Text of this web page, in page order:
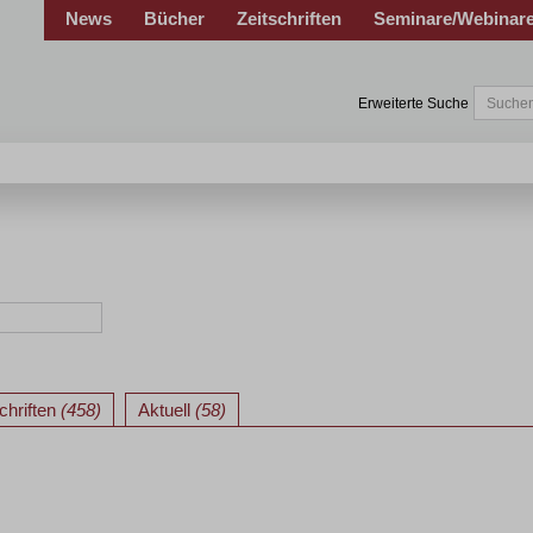
News Bücher Zeitschriften Seminare/
Erweiterte Suche
(458) Aktuell (58)